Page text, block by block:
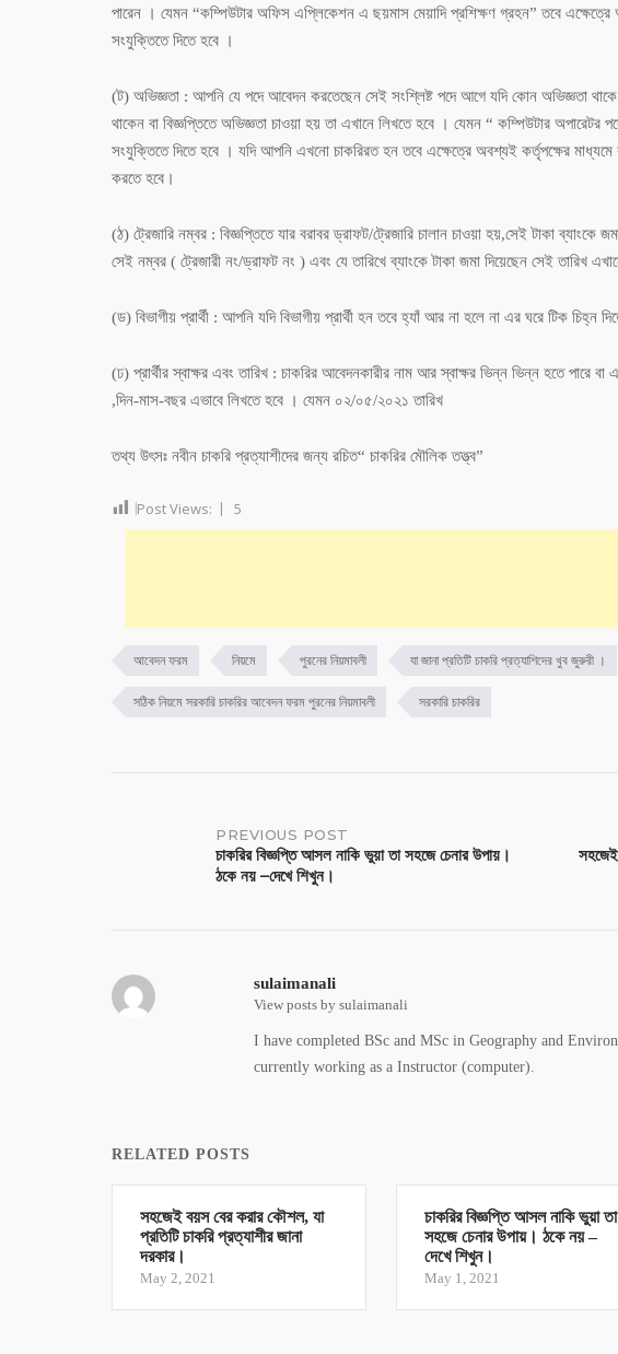
পারেন । যেমন “কম্পিউটার অফিস এপ্লিকেশন এ ছয়মাস মেয়াদি প্রশিক্ষণ গ্রহন” তবে
সংযুক্তিতে দিতে হবে ।
(ট) অভিজ্ঞতা : আপনি যে পদে আবেদন করতেছেন সেই সংশ্লিষ্ট পদে আগে যদি কোন অভিজ্ঞতা থাকে
থাকেন বা বিজ্ঞপ্তিতে অভিজ্ঞতা চাওয়া হয় তা এখানে লিখতে হবে । যেমন “ কম্পিউটার
সংযুক্তিতে দিতে হবে । যদি আপনি এখনো চাকরিরত হন তবে এক্ষেত্রে অবশ্যই কর্তৃপক্ষের
করতে হবে।
(ঠ) ট্রেজারি নম্বর : বিজ্ঞপ্তিতে যার বরাবর ড্রাফট/ট্রেজারি চালান চাওয়া হয়,সেই টাকা ব্যাংকে
সেই নম্বর ( ট্রেজারী নং/ড্রাফট নং ) এবং যে তারিখে ব্যাংকে টাকা জমা দিয়েছেন সেই তারিখ
(ড) বিভাগীয় প্রার্থী : আপনি যদি বিভাগীয় প্রার্থী হন তবে হ্যাঁ আর না হলে না এর ঘরে টিক চিহ্ন
(ঢ) প্রার্থীর স্বাক্ষর এবং তারিখ : চাকরির আবেদনকারীর নাম আর স্বাক্ষর ভিন্ন ভিন্ন হতে পারে
,দিন-মাস-বছর এভাবে লিখতে হবে । যেমন ০২/০৫/২০২১ তারিখ
তথ্য উৎসঃ নবীন চাকরি প্রত্যাশীদের জন্য রচিত“ চাকরির মৌলিক তত্ত্ব”
Post Views: 5
আবেদন ফরম নিয়মে পুরনের নিয়মাবলী যা জানা প্রতিটি চাকরি প্রত্যাশিদের খুব জুরুরী ।
সঠিক নিয়মে সরকারি চাকরির আবেদন ফরম পুরনের নিয়মাবলী সরকারি চাকরির
PREVIOUS POST
চাকরির বিজ্ঞপ্তি আসল নাকি ভুয়া তা সহজে চেনার উপায়।
ঠকে নয় –দেখে শিখুন।
সহজেই
sulaimanali
View posts by sulaimanali
I have completed BSc and MSc in Geography and
currently working as a Instructor (computer).
RELATED POSTS
সহজেই বয়স বের করার কৌশল, যা
প্রতিটি চাকরি প্রত্যাশীর জানা
দরকার।
May 2, 2021
চাকরির বিজ্ঞপ্তি আসল নাকি ভুয়া তা
সহজে চেনার উপায়। ঠকে নয় –
দেখে শিখুন।
May 1, 2021